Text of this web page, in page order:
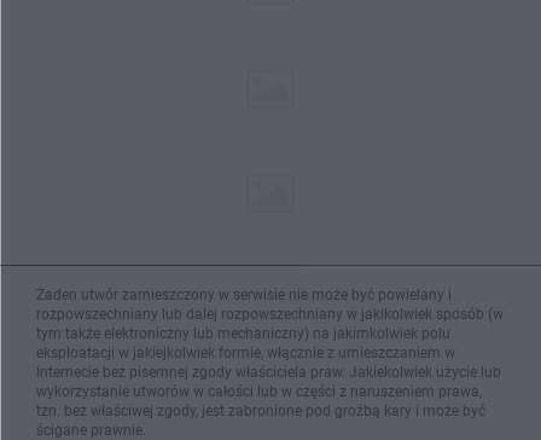
Żaden utwór zamieszczony w serwisie nie może być powielany i
rozpowszechniany lub dalej rozpowszechniany w jakikolwiek sposób (w
tym także elektroniczny lub mechaniczny) na jakimkolwiek polu
eksploatacji w jakiejkolwiek formie, włącznie z umieszczaniem w
Internecie bez pisemnej zgody właściciela praw. Jakiekolwiek użycie lub
wykorzystanie utworów w całości lub w części z naruszeniem prawa,
tzn. bez właściwej zgody, jest zabronione pod groźbą kary i może być
ścigane prawnie.